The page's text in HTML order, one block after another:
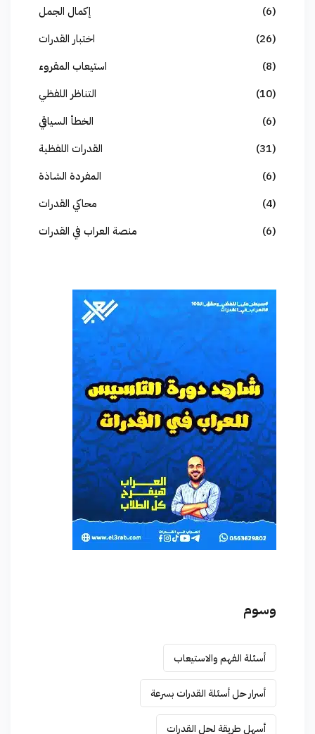
إكمال الجمل
(6)
اختبار القدرات
(26)
استيعاب المقروء
(8)
التناظر اللفظي
(10)
الخطأ السياقي
(6)
القدرات اللفظية
(31)
المفردة الشاذة
(6)
محاكي القدرات
(4)
منصة العراب في القدرات
(6)
وسوم
أسئلة الفهم والاستيعاب
أسرار حل أسئلة القدرات بسرعة
أسهل طريقة لحل القدرات